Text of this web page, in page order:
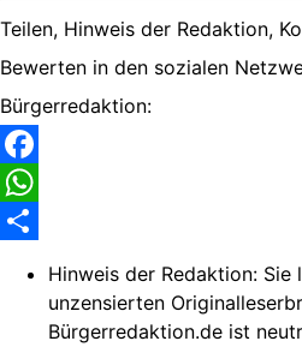
Teilen, Hinweis der Redaktion,
Bewerten in den sozialen
Bürgerredaktion:
Facebook
WhatsApp
Hinweis der Redaktion: Sie
unzensierten
Bürgerredaktion.de ist